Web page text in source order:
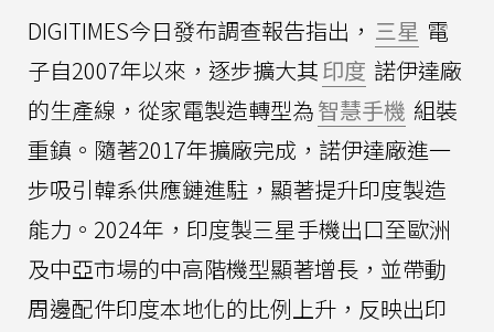
DIGITIMES今日發布調查報告指出， 三星 電
子自2007年以來，逐步擴大其印度 諾伊達廠
的生產線，從家電製造轉型為智慧手機 組裝
重鎮。隨著2017年擴廠完成，諾伊達廠進一
步吸引韓系供應鏈進駐，顯著提升印度製造
能力。2024年，印度製三星手機出口至歐洲
及中亞市場的中高階機型顯著增長，並帶動
周邊配件印度本地化的比例上升，反映出印